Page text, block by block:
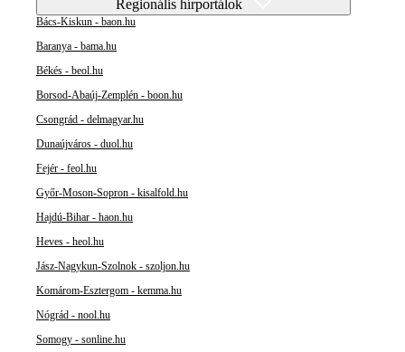
Regionális hírportálok
Bács-Kiskun - baon.hu
Baranya - bama.hu
Békés - beol.hu
Borsod-Abaúj-Zemplén - boon.hu
Csongrád - delmagyar.hu
Dunaújváros - duol.hu
Fejér - feol.hu
Győr-Moson-Sopron - kisalfold.hu
Hajdú-Bihar - haon.hu
Heves - heol.hu
Jász-Nagykun-Szolnok - szoljon.hu
Komárom-Esztergom - kemma.hu
Nógrád - nool.hu
Somogy - sonline.hu